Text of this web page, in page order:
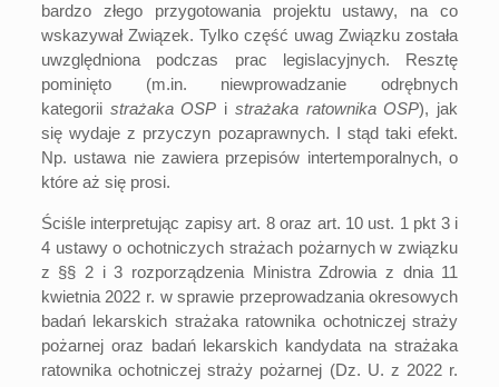
bardzo złego przygotowania projektu ustawy, na co
wskazywał Związek. Tylko część uwag Związku została
uwzględniona podczas prac legislacyjnych. Resztę
pominięto (m.in. niewprowadzanie odrębnych
kategorii strażaka OSP i strażaka ratownika OSP), jak
się wydaje z przyczyn pozaprawnych. I stąd taki efekt.
Np. ustawa nie zawiera przepisów intertemporalnych, o
które aż się prosi.
Ściśle interpretując zapisy art. 8 oraz art. 10 ust. 1 pkt 3 i
4 ustawy o ochotniczych strażach pożarnych w związku
z §§ 2 i 3 rozporządzenia Ministra Zdrowia z dnia 11
kwietnia 2022 r. w sprawie przeprowadzania okresowych
badań lekarskich strażaka ratownika ochotniczej straży
pożarnej oraz badań lekarskich kandydata na strażaka
ratownika ochotniczej straży pożarnej (Dz. U. z 2022 r.